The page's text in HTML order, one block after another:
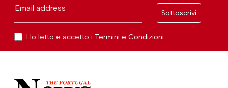
Email address
Sottoscrivi
Ho letto e accetto i Termini e Condizioni